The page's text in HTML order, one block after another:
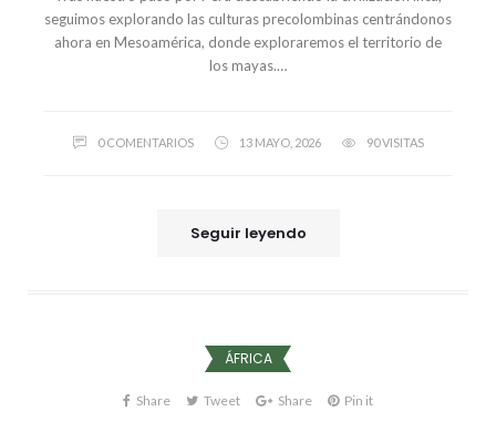
seguimos explorando las culturas precolombinas centrándonos
ahora en Mesoamérica, donde exploraremos el territorio de
los mayas.…
0 COMENTARIOS 13 MAYO, 2026 90 VISITAS
Seguir leyendo
ÁFRICA
Share Tweet Share Pin it